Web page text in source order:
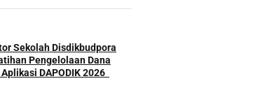
Sekolah Disdikbudpora
Pengelolaan Dana